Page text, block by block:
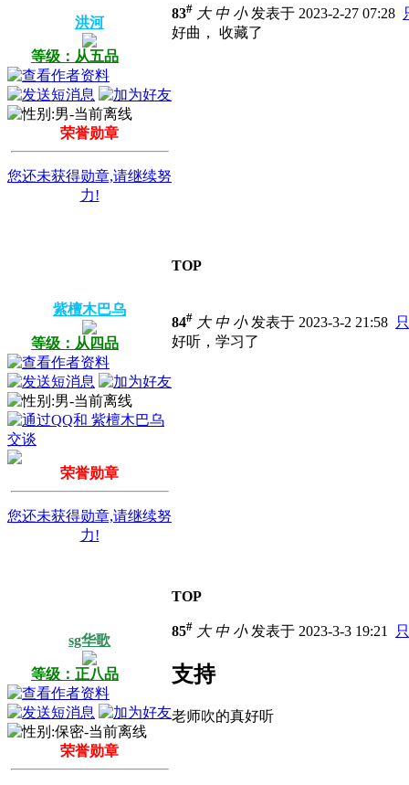
洪河
等级：从五品
荣誉勋章
您还未获得勋章,请继续努
力!
83# 大 中 小发表于 2023-2-27 07:28
好曲， 收藏了
TOP
紫檀木巴乌
等级：从四品
荣誉勋章
您还未获得勋章,请继续努
力!
84# 大 中 小发表于 2023-3-2 21:58
好听，学习了
TOP
sg华歌
等级：正八品
荣誉勋章
85# 大 中 小发表于 2023-3-3 19:21
支持
老师吹的真好听